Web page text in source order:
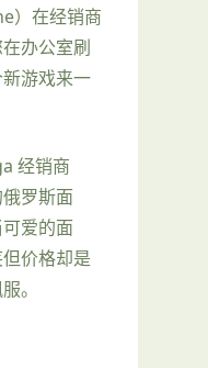
）在经销商
办公室刷
游戏来一
经销商
罗斯面
爱的面
价格却是
。